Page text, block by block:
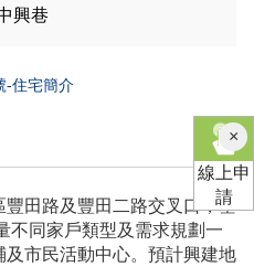
興巷
-住宅簡介
田路及豐田二路交叉口，基
不同家戶類型及需求規劃一
市民活動中心。預計興建地
×關
閉
線上申
請